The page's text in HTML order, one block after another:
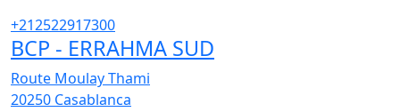
+212522917300
BCP - ERRAHMA SUD
Route Moulay Thami
20250 Casablanca